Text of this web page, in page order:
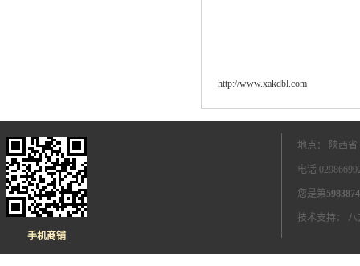
http://www.xakdbl.com
手机商铺
地点： 陕西
电话
您是第5983874
技术支持： 八